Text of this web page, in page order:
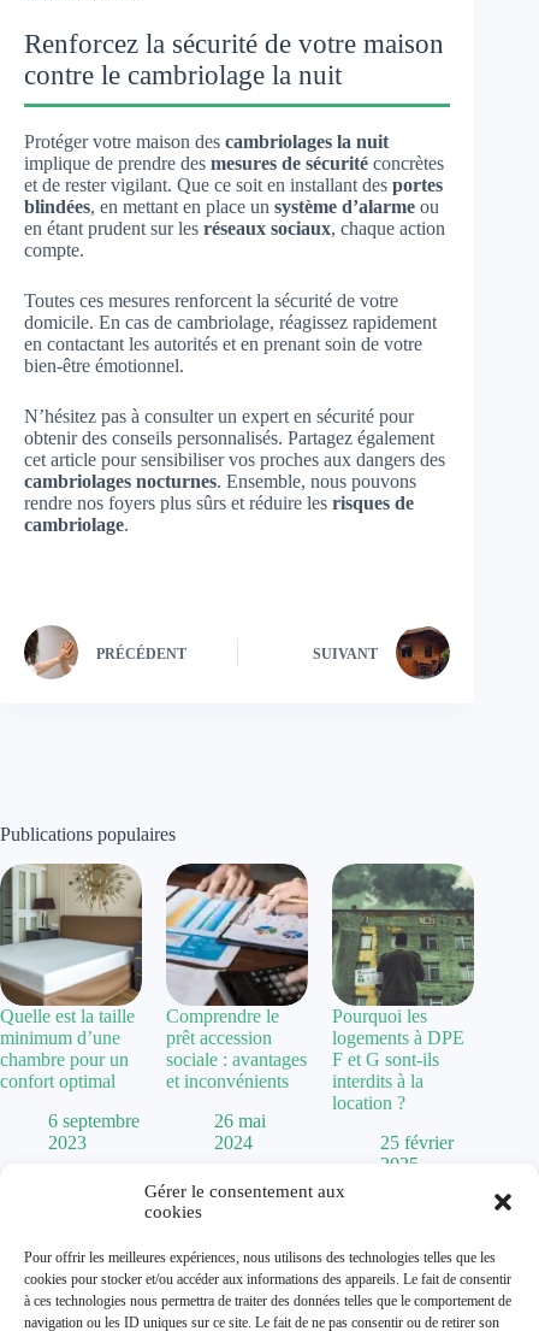
Gérer le consentement aux
cookies
Pour offrir les meilleures expériences, nous utilisons des technologies telles que les
cookies pour stocker et/ou accéder aux informations des appareils. Le fait de consentir
à ces technologies nous permettra de traiter des données telles que le comportement de
navigation ou les ID uniques sur ce site. Le fait de ne pas consentir ou de retirer son
Renforcez la sécurité de votre maison
contre le cambriolage la nuit
Protéger votre maison des cambriolages la nuit
implique de prendre des mesures de sécurité concrètes
et de rester vigilant. Que ce soit en installant des portes
blindées, en mettant en place un système d’alarme ou
en étant prudent sur les réseaux sociaux, chaque action
compte.
Toutes ces mesures renforcent la sécurité de votre
domicile. En cas de cambriolage, réagissez rapidement
en contactant les autorités et en prenant soin de votre
bien-être émotionnel.
N’hésitez pas à consulter un expert en sécurité pour
obtenir des conseils personnalisés. Partagez également
cet article pour sensibiliser vos proches aux dangers des
cambriolages nocturnes. Ensemble, nous pouvons
rendre nos foyers plus sûrs et réduire les risques de
cambriolage.
PRÉCÉDENT SUIVANT
Publications populaires
Quelle est la taille
minimum d’une
chambre pour un
confort optimal
6 septembre
2023
Comprendre le
prêt accession
sociale : avantages
et inconvénients
26 mai
2024
Pourquoi les
logements à DPE
F et G sont-ils
interdits à la
location ?
25 février
2025
Mentions Légales
Plan de site
Contact